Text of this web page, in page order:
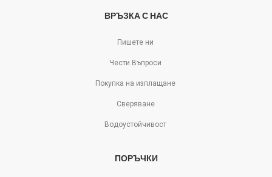
ВРЪЗКА С НАС
Пишете ни
Чести Въпроси
Покупка на изплащане
Сверяване
Водоустойчивост
ПОРЪЧКИ